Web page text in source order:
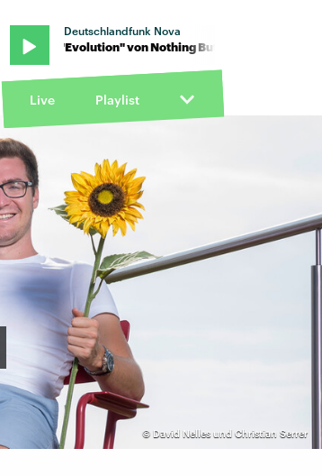
Deutschlandfunk Nova
"Evolution" von Nothing
Live Playlist
© David Nelles und Christian Serrer